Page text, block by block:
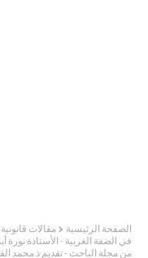
الصفحة الرئيسية مقالات قانونية
من مجلة الباحث - تقديم ذ محمد